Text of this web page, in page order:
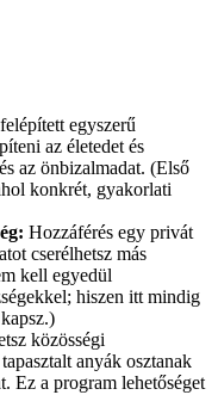
egyszerű
az életedet és
az önbizalmadat. (Első
konkrét, gyakorlati
Hozzáférés egy privát
cserélhetsz más
kell egyedül
hiszen itt mindig
közösségi
anyák osztanak
Ez a program lehetőséget